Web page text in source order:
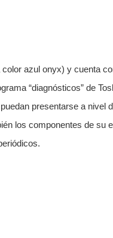
azul onyx) y cuenta
“diagnósticos” de
presentarse a nivel
los componentes de su